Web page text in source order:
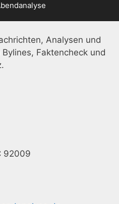
Analysen und
Faktencheck und
92009